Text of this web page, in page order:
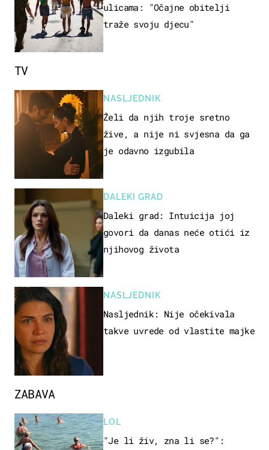
ulicama: "Očajne obitelji
traže svoju djecu"
ZABAVA
LOL
"Je li živ, zna li se?":
TV
NASLJEDNIK
Želi da njih troje sretno
žive, a nije ni svjesna da ga
je odavno izgubila
DALEKI GRAD
Daleki grad: Intuicija joj
govori da danas neće otići iz
njihovog života
NASLJEDNIK
Nasljednik: Nije očekivala
takve uvrede od vlastite majke